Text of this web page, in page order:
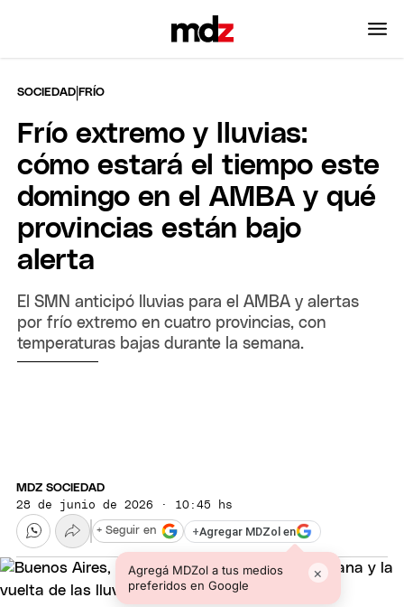
SOCIEDAD |FRÍO
Frío extremo y lluvias:
cómo estará el tiempo este
domingo en el AMBA y qué
provincias están bajo
alerta
El SMN anticipó lluvias para el AMBA y alertas
por frío extremo en cuatro provincias, con
temperaturas bajas durante la semana.
MDZ SOCIEDAD
28 de junio de 2026 · 10:45 hs
+Agregar MDZol en
Agregá MDZol a tus medios
preferidos en Google
×
+ Seguir en